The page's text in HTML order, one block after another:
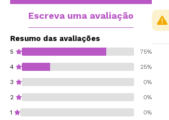
Escreva uma avaliação
Resumo das avaliações
5 75%
4 25%
3 0%
2 0%
1 0%